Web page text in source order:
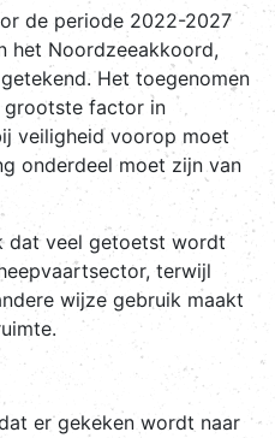
de periode 2022-2027
het Noordzeeakkoord,
Het toegenomen
grootste factor in
veiligheid voorop moet
onderdeel moet zijn van
dat veel getoetst wordt
terwijl
wijze gebruik maakt
er gekeken wordt naar